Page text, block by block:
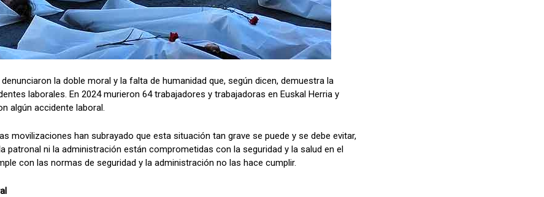
la doble moral y la falta de humanidad que, según dicen, demuestra la
laborales. En 2024 murieron 64 trabajadores y trabajadoras en Euskal Herria y
algún accidente laboral.
movilizaciones han subrayado que esta situación tan grave se puede y se debe evitar,
patronal ni la administración están comprometidas con la seguridad y la salud en el
con las normas de seguridad y la administración no las hace cumplir.